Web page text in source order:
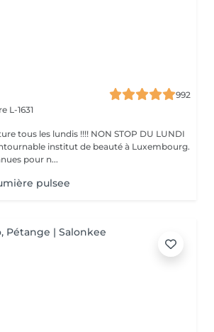
992
L-1631
tous les lundis !!!! NON STOP DU LUNDI
pour n...
pulsee